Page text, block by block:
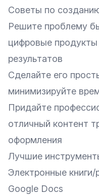
Советы по
Решите проблему
цифровые
результатов
Сделайте его
минимизируйте
Придайте
отличный контент
оформления
Лучшие
Электронные
Google Docs